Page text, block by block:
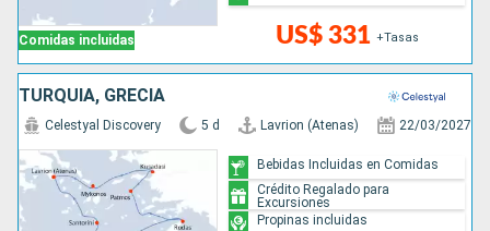
Comidas incluidas US$ 331 +Tasas
TURQUÍA, GRECIA
Celestyal Discovery 5 d Lavrion (Atenas) 22/03/2027
Bebidas Incluidas en Comidas
Crédito Regalado para
Excursiones
Propinas incluidas